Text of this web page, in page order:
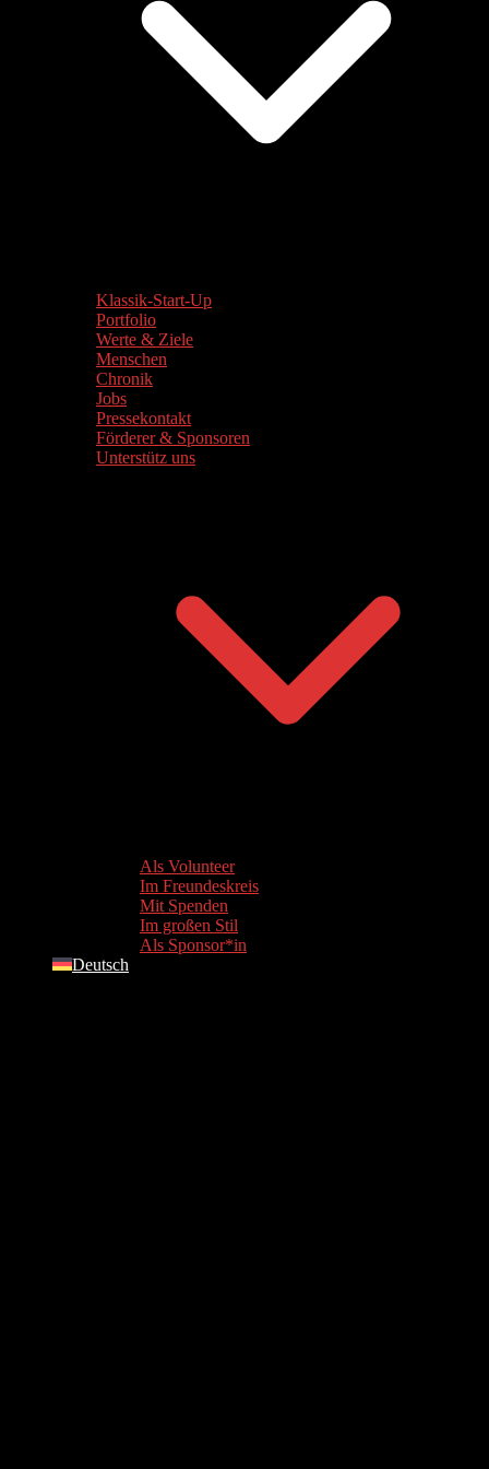
Klassik-Start-Up
Portfolio
Werte & Ziele
Menschen
Chronik
Jobs
Pressekontakt
Förderer & Sponsoren
Unterstütz uns
Als Volunteer
Im Freundeskreis
Mit Spenden
Im großen Stil
Als Sponsor*in
Deutsch